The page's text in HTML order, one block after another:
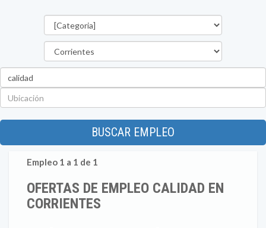
BUSCAR EMPLEO
Empleo 1 a 1 de 1
OFERTAS DE EMPLEO CALIDAD EN
CORRIENTES